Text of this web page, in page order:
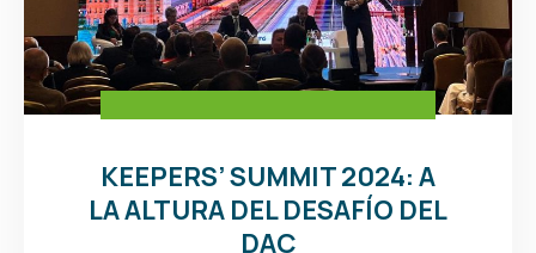
KEEPERS’ SUMMIT 2024: A
LA ALTURA DEL DESAFÍO DEL
DAC